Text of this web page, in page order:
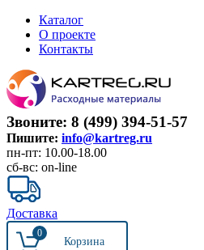
Каталог
О проекте
Контакты
Звоните: 8 (499) 394-51-57
Пишите: info@kartreg.ru
пн-пт: 10.00-18.00
сб-вс: on-line
Доставка
0